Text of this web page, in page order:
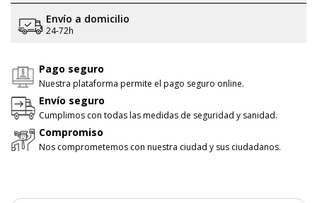
Envío a domicilio
24-72h
Pago seguro
Nuestra plataforma permite el pago seguro online.
Envío seguro
Cumplimos con todas las medidas de seguridad y sanidad.
Compromiso
Nos comprometemos con nuestra ciudad y sus ciudadanos.